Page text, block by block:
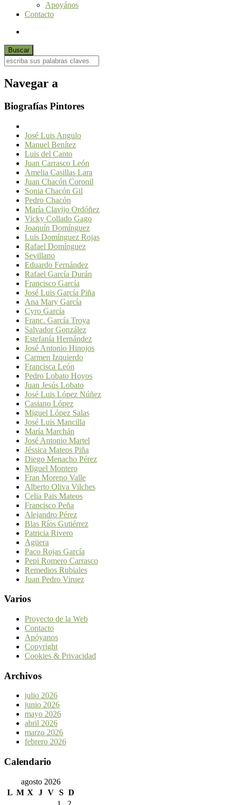
Apoyános
Contacto
Navegar a
Biografías Pintores
José Luis Angulo
Manuel Benítez
Luis del Canto
Juan Carrasco León
Amelia Casillas Lara
Juan Chacón Coronil
Sonia Chacón Gil
Pedro Chacón
María Clavijo Ordóñez
Vicky Collado Gago
Joaquín Domínguez
Luis Domínguez Rojas
Rafael Domínguez
Sevillano
Eduardo Fernández
Rafael García Durán
Francisco García
José Luis García Piña
Ana Mary García
Cyro García
Franc. García Troya
Salvador González
Estefanía Hernández
José Antonio Hinojos
Carmen Izquierdo
Francisca León
Pedro Lobato Hoyos
Juan Jesús Lobato
José Luis López Núñez
Casiano López
Miguel López Salas
José Luis Mancilla
María Marchán
José Antonio Martel
Jéssica Mateos Piña
Diego Menacho Pérez
Miguel Montero
Fran Moreno Valle
Alberto Oliva Vilches
Celia Pais Mateos
Francisco Peña
Alejandro Pérez
Blas Ríos Gutiérrez
Patricia Rivero
Agüera
Paco Rojas García
Pepi Romero Carrasco
Remedios Rubiales
Juan Pedro Viruez
Varios
Proyecto de la Web
Contacto
Apóyanos
Copyright
Cookies & Privacidad
Archivos
julio 2026
junio 2026
mayo 2026
abril 2026
marzo 2026
febrero 2026
Calendario
agosto 2026
L M X J V S D